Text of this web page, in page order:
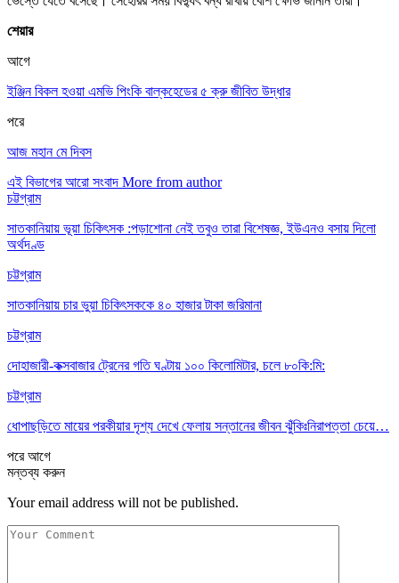
শেয়ার
আগে
ইঞ্জিন বিকল হওয়া এমভি পিংকি বাল্কহেডের ৫ ক্রু জীবিত উদ্ধার
পরে
আজ মহান মে দিবস
এই বিভাগের আরো সংবাদ More from author
চট্টগ্রাম
সাতকানিয়ায় ভূয়া চিকিৎসক :পড়াশোনা নেই তবুও তারা বিশেষজ্ঞ, ইউএনও বসায় দিলো
অর্থদণ্ড
চট্টগ্রাম
সাতকানিয়ায় চার ভুয়া চিকিৎসককে ৪০ হাজার টাকা জরিমানা
চট্টগ্রাম
দোহাজারী-কক্সবাজার ট্রেনের গতি ঘণ্টায় ১০০ কিলোমিটার, চলে ৮০কি:মি:
চট্টগ্রাম
ধোপাছড়িতে মায়ের পরকীয়ার দৃশ্য দেখে ফেলায় সন্তানের জীবন ঝুঁকিঃনিরাপত্তা চেয়ে…
পরেআগে
মন্তব্য করুন
Your email address will not be published.